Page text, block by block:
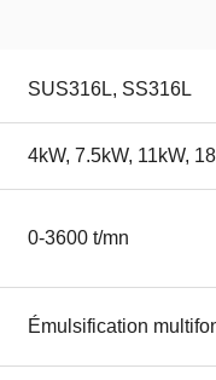
SUS316L, SS316L
4kW, 7.5kW, 11kW,
0-3600 t/mn
Émulsification